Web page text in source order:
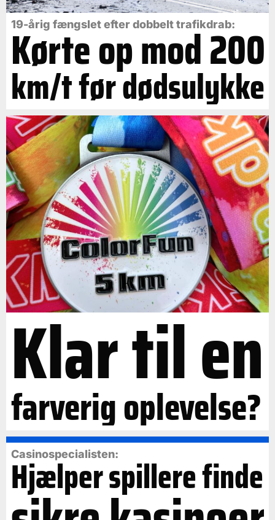
19-årig fængslet efter dobbelt trafikdrab:
Kørte op mod 200
km/t før dødsulykke
Klar til en
farverig oplevelse?
Casinospecialisten:
Hjælper spillere finde